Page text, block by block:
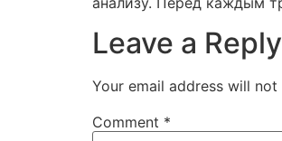
Leave a Reply
Your email address will not
Comment *